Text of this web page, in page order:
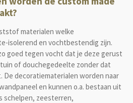
materialen welke
isolerend en vochtbestendig zijn.
goed tegen vocht dat je deze gerust
of douchegedeelte zonder dat
decoratiematerialen worden naar
en kunnen o.a. bestaan uit
schelpen, zeesterren,